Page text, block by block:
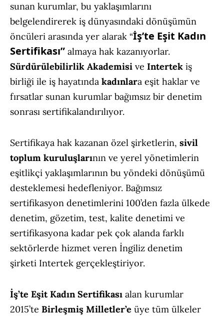
sunan kurumlar, bu yaklaşımlarını
belgelendirerek iş dünyasındaki dönüşümün
öncüleri arasında yer alarak “İş’te Eşit Kadın
Sertifikası” almaya hak kazanıyorlar.
Sürdürülebilirlik Akademisi ve Intertek iş
birliği ile iş hayatında kadınlara eşit haklar ve
fırsatlar sunan kurumlar bağımsız bir denetim
sonrası sertifikalandırılıyor.
Sertifikaya hak kazanan özel şirketlerin, sivil
toplum kuruluşlarının ve yerel yönetimlerin
eşitlikçi yaklaşımlarının bu yöndeki dönüşümü
desteklemesi hedefleniyor. Bağımsız
sertifikasyon denetimlerini 100’den fazla ülkede
denetim, gözetim, test, kalite denetimi ve
sertifikasyona kadar pek çok alanda farklı
sektörlerde hizmet veren İngiliz denetim
şirketi Intertek gerçekleştiriyor.
İş’te Eşit Kadın Sertifikası alan kurumlar
2015’te Birleşmiş Milletler’e üye tüm ülkeler